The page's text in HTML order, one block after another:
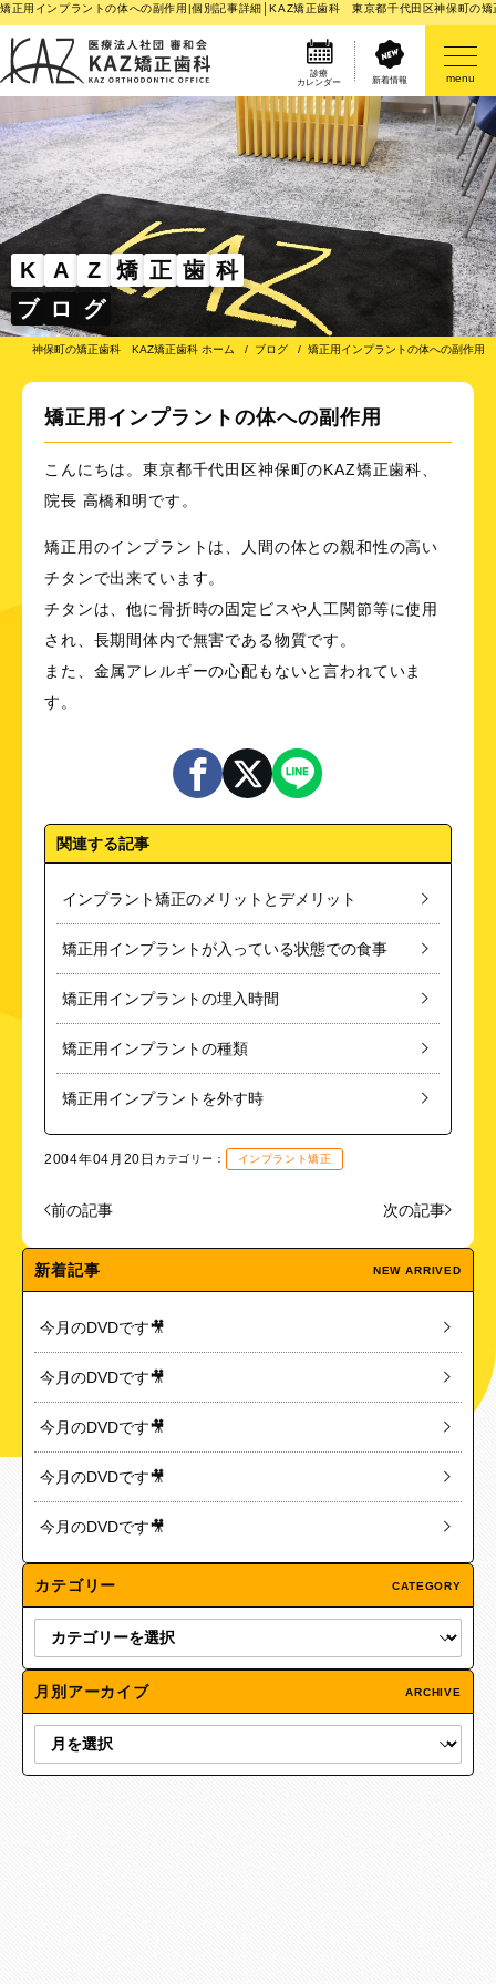
矯正用インプラントの体への副作用|個別記事詳細│KAZ矯正歯科 東京都千代田区神保町の矯
診療
カレンダー
新着情報 menu
K A Z 矯 正 歯 科
ブ ロ グ
神保町の矯正歯科 KAZ矯正歯科 ホーム ブログ 矯正用インプラントの体への副作用
矯正用インプラントの体への副作用
こんにちは。東京都千代田区神保町のKAZ矯正歯科、
院長 高橋和明です。
矯正用のインプラント は、人間の体との親和性の高い
チタンで出来ています。
チタンは、他に骨折時の固定ビスや人工関節等に使用
され、長期間体内で無害である物質です。
また、金属アレルギーの心配もないと言われていま
す。
関連する記事
インプラント矯正のメリットとデメリット
矯正用インプラントが入っている状態での食事
矯正用インプラントの埋入時間
矯正用インプラントの種類
矯正用インプラントを外す時
2004年04月20日 カテゴリー： インプラント矯正
前の記事 次の記事
新着記事 NEW ARRIVED
今月のDVDです🎥
今月のDVDです🎥
今月のDVDです🎥
今月のDVDです🎥
今月のDVDです🎥
カテゴリー CATEGORY
月別アーカイブ ARCHIVE
医院案内
矯正歯科治療のご案内
矯正装置のご紹介
その他